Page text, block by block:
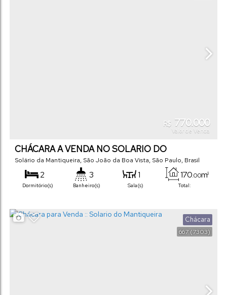
R$ 770.000
Valor de Venda
CHÁCARA A VENDA NO SOLARIO DO
MANTIQUEIRA
Solário da Mantiqueira, São João da Boa Vista, São Paulo, Brasil
2
Dormitório(s)
3
Banheiro(s)
1
Sala(s) Total:
170.00m²
667(7303)
Chácara